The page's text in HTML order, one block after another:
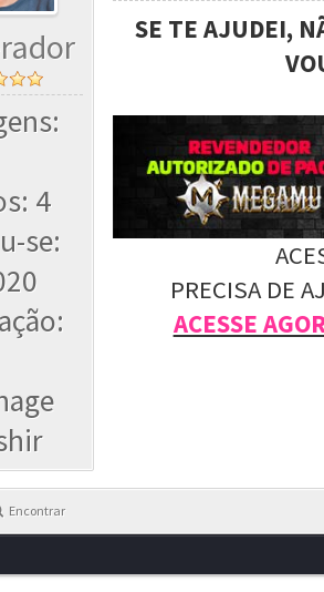
4
se:
SE TE AJUDEI,
PRECISA DE
ACESSE
Encontrar